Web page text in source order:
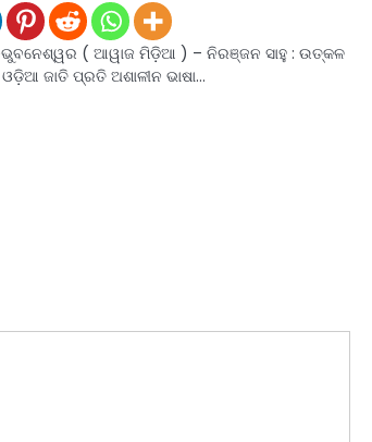
( ଆୱାଜ ମିଡ଼ିଆ ) – ନିରଞ୍ଜନ ସାହୁ : ଉତ୍କଳ
ଜାତି ପ୍ରତି ଅଶାଳୀନ ଭାଷା…